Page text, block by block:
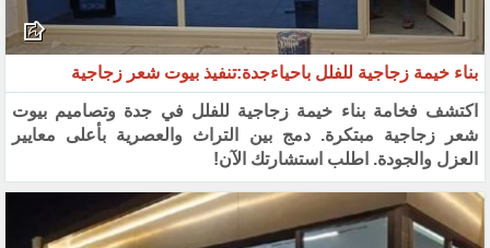
بناء خيمة زجاجية للفلل باحياءجدة:تنفيذ بيوت شعر زجاجية
اكتشف فخامة بناء خيمة زجاجية للفلل في جدة وتصاميم بيوت
شعر زجاجية مبتكرة. دمج بين التراث والعصرية بأعلى معايير
العزل والجودة. اطلب استشارتك الآن!